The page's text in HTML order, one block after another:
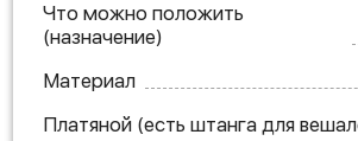
Что можно положить
(назначение)
Материал
Платяной (есть штанга для